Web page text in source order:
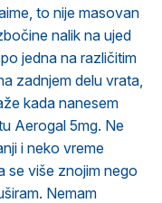
to nije masovan
nalik na ujed
jedna na različitim
zadnjem delu vrata,
kada nanesem
Aerogal 5mg. Ne
i neko vreme
se više znojim nego
Nemam